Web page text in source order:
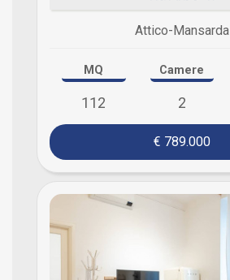
Attico-Mansarda
MQ
112
Camere
2
€ 789.000